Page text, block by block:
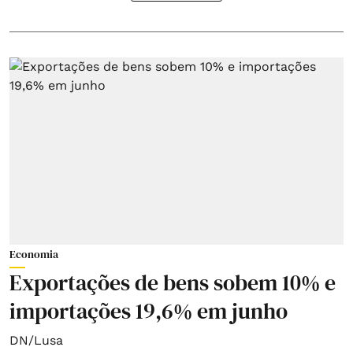
Economia
Exportações de bens sobem 10% e
importações 19,6% em junho
DN/Lusa